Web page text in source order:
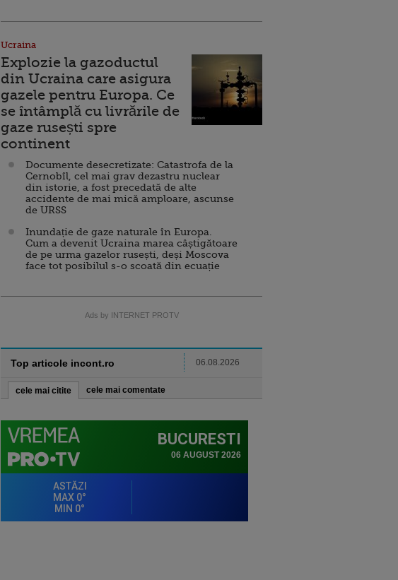
Ucraina
Explozie la gazoductul
din Ucraina care asigura
gazele pentru Europa. Ce
se întâmplă cu livrările de
gaze rusești spre
continent
Documente desecretizate: Catastrofa de la
Cernobîl, cel mai grav dezastru nuclear
din istorie, a fost precedată de alte
accidente de mai mică amploare, ascunse
de URSS
Inundație de gaze naturale în Europa.
Cum a devenit Ucraina marea câștigătoare
de pe urma gazelor rusești, deși Moscova
face tot posibilul s-o scoată din ecuație
Ads by INTERNET PROTV
Top articole incont.ro 06.08.2026
cele mai citite cele mai comentate